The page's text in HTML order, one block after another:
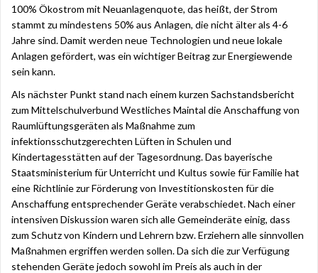
100% Ökostrom mit Neuanlagenquote, das heißt, der Strom
stammt zu mindestens 50% aus Anlagen, die nicht älter als 4-6
Jahre sind. Damit werden neue Technologien und neue lokale
Anlagen gefördert, was ein wichtiger Beitrag zur Energiewende
sein kann.
Als nächster Punkt stand nach einem kurzen Sachstandsbericht
zum Mittelschulverbund Westliches Maintal die Anschaffung von
Raumlüftungsgeräten als Maßnahme zum
infektionsschutzgerechten Lüften in Schulen und
Kindertagesstätten auf der Tagesordnung. Das bayerische
Staatsministerium für Unterricht und Kultus sowie für Familie hat
eine Richtlinie zur Förderung von Investitionskosten für die
Anschaffung entsprechender Geräte verabschiedet. Nach einer
intensiven Diskussion waren sich alle Gemeinderäte einig, dass
zum Schutz von Kindern und Lehrern bzw. Erziehern alle sinnvollen
Maßnahmen ergriffen werden sollen. Da sich die zur Verfügung
stehenden Geräte jedoch sowohl im Preis als auch in der